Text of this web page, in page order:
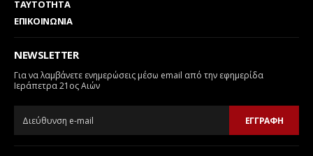
ΤΑΥΤΟΤΗΤΑ
ΕΠΙΚΟΙΝΩΝΙΑ
NEWSLETTER
Για να λαμβάνετε ενημερώσεις μέσω email από την εφημερίδα
Ιεράπετρα 21ος Αιών
ΕΓΓΡΑΦΗ